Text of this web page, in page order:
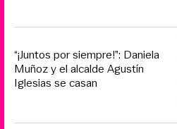
“¡Juntos por siempre!”: Daniela
Muñoz y el alcalde Agustín
Iglesias se casan